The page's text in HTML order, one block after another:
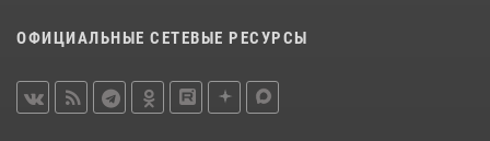
ОФИЦИАЛЬНЫЕ СЕТЕВЫЕ РЕСУРСЫ